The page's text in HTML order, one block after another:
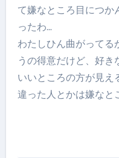
て嫌なところ目につか
ったわ…
わたしひん曲がってる
うの得意だけど、好
いいところの方が見え
違った人とかは嫌なと